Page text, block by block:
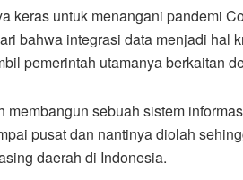
keras untuk menangani pandemi
bahwa integrasi data menjadi hal
pemerintah utamanya berkaitan
membangun sebuah sistem
pusat dan nantinya diolah
daerah di Indonesia.